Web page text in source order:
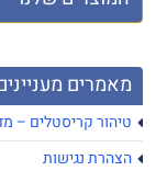
מאמרים
טיהור קריסטלים –
הצהרת נגישות